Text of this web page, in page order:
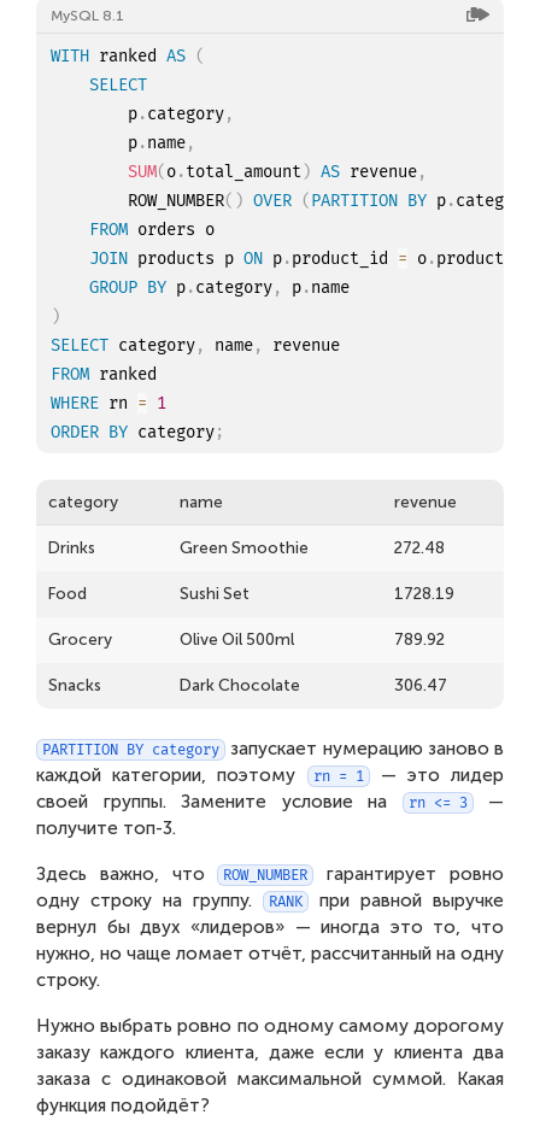
MySQL 8.1
WITH ranked AS (
SELECT
        p
.category,
        p
.name,
SUM(o.total_amount ) AS revenue,
        ROW_NUMBER
( ) OVER (PARTITION BY p.
FROM orders o
JOIN products p ON p.product_id = o.product_id
GROUP BY p.category, p.
)
SELECT category, name,
FROM
WHERE rn = 1
ORDER BY category;
category name revenue
Drinks Green Smoothie 272.48
Food Sushi Set 1728.19
Grocery Olive Oil 500ml 789.92
Snacks Dark Chocolate 306.47
PARTITION BY category
запускает нумерацию заново в
каждой категории, поэтому
rn = 1 — это лидер
своей группы. Замените условие на
rn <= 3 —
получите топ-3.
Здесь важно, что ROW_NUMBER
гарантирует ровно
одну строку на группу.
RANK
при равной выручке
вернул бы двух «лидеров» — иногда это то, что
нужно, но чаще ломает отчёт, рассчитанный на одну
строку.
Нужно выбрать ровно по одному самому дорогому
заказу каждого клиента, даже если у клиента два
заказа с одинаковой максимальной суммой. Какая
функция подойдёт?